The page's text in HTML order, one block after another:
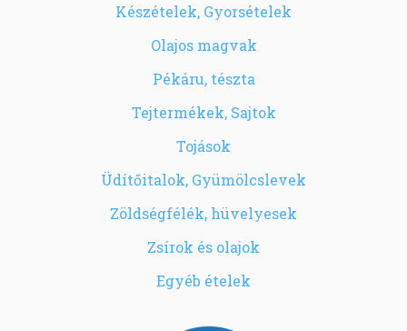
Készételek, Gyorsételek
Olajos magvak
Pékáru, tészta
Tejtermékek, Sajtok
Tojások
Üdítőitalok, Gyümölcslevek
Zöldségfélék, hüvelyesek
Zsírok és olajok
Egyéb ételek